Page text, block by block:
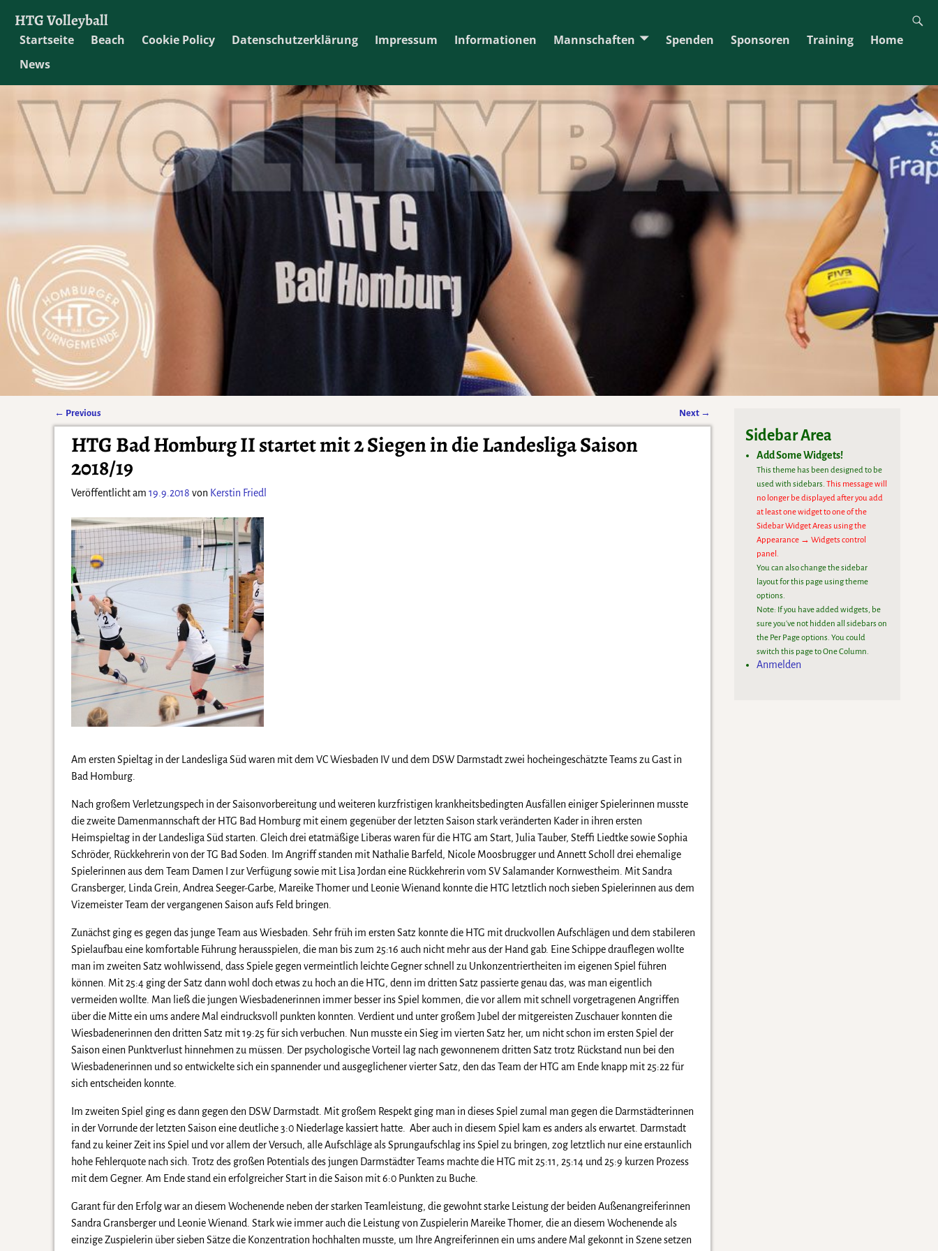
HTG Volleyball
Startseite Beach Cookie Policy Datenschutzerklärung Impressum Informationen Mannschaften Spenden Sponsoren Training
Home
News
Artikelnavigation
← Previous Next →
HTG Bad Homburg II startet mit 2 Siegen in die Landesliga Saison
2018/19
Veröffentlicht am 19.9.2018 von Kerstin Friedl
Am ersten Spieltag in der Landesliga Süd waren mit dem VC Wiesbaden IV und dem DSW Darmstadt zwei hocheingeschätzte Teams zu Gast in
Bad Homburg.
Nach großem Verletzungspech in der Saisonvorbereitung und weiteren kurzfristigen krankheitsbedingten Ausfällen einiger Spielerinnen musste
die zweite Damenmannschaft der HTG Bad Homburg mit einem gegenüber der letzten Saison stark veränderten Kader in ihren ersten
Heimspieltag in der Landesliga Süd starten. Gleich drei etatmäßige Liberas waren für die HTG am Start, Julia Tauber, Steffi Liedtke sowie Sophia
Schröder, Rückkehrerin von der TG Bad Soden. Im Angriff standen mit Nathalie Barfeld, Nicole Moosbrugger und Annett Scholl drei ehemalige
Spielerinnen aus dem Team Damen I zur Verfügung sowie mit Lisa Jordan eine Rückkehrerin vom SV Salamander Kornwestheim. Mit Sandra
Gransberger, Linda Grein, Andrea Seeger-Garbe, Mareike Thomer und Leonie Wienand konnte die HTG letztlich noch sieben Spielerinnen aus dem
Vizemeister Team der vergangenen Saison aufs Feld bringen.
Zunächst ging es gegen das junge Team aus Wiesbaden. Sehr früh im ersten Satz konnte die HTG mit druckvollen Aufschlägen und dem stabileren
Spielaufbau eine komfortable Führung herausspielen, die man bis zum 25:16 auch nicht mehr aus der Hand gab. Eine Schippe drauflegen wollte
man im zweiten Satz wohlwissend, dass Spiele gegen vermeintlich leichte Gegner schnell zu Unkonzentriertheiten im eigenen Spiel führen
können. Mit 25:4 ging der Satz dann wohl doch etwas zu hoch an die HTG, denn im dritten Satz passierte genau das, was man eigentlich
vermeiden wollte. Man ließ die jungen Wiesbadenerinnen immer besser ins Spiel kommen, die vor allem mit schnell vorgetragenen Angriffen
über die Mitte ein ums andere Mal eindrucksvoll punkten konnten. Verdient und unter großem Jubel der mitgereisten Zuschauer konnten die
Wiesbadenerinnen den dritten Satz mit 19:25 für sich verbuchen. Nun musste ein Sieg im vierten Satz her, um nicht schon im ersten Spiel der
Saison einen Punktverlust hinnehmen zu müssen. Der psychologische Vorteil lag nach gewonnenem dritten Satz trotz Rückstand nun bei den
Wiesbadenerinnen und so entwickelte sich ein spannender und ausgeglichener vierter Satz, den das Team der HTG am Ende knapp mit 25:22 für
sich entscheiden konnte.
Im zweiten Spiel ging es dann gegen den DSW Darmstadt. Mit großem Respekt ging man in dieses Spiel zumal man gegen die Darmstädterinnen
in der Vorrunde der letzten Saison eine deutliche 3:0 Niederlage kassiert hatte. Aber auch in diesem Spiel kam es anders als erwartet. Darmstadt
fand zu keiner Zeit ins Spiel und vor allem der Versuch, alle Aufschläge als Sprungaufschlag ins Spiel zu bringen, zog letztlich nur eine erstaunlich
hohe Fehlerquote nach sich. Trotz des großen Potentials des jungen Darmstädter Teams machte die HTG mit 25:11, 25:14 und 25:9 kurzen Prozess
mit dem Gegner. Am Ende stand ein erfolgreicher Start in die Saison mit 6:0 Punkten zu Buche.
Garant für den Erfolg war an diesem Wochenende neben der starken Teamleistung, die gewohnt starke Leistung der beiden Außenangreiferinnen
Sandra Gransberger und Leonie Wienand. Stark wie immer auch die Leistung von Zuspielerin Mareike Thomer, die an diesem Wochenende als
einzige Zuspielerin über sieben Sätze die Konzentration hochhalten musste, um Ihre Angreiferinnen ein ums andere Mal gekonnt in Szene setzen
Sidebar Area
Add Some Widgets!
This theme has been designed to be
used with sidebars.This message will
no longer be displayed after you add
at least one widget to one of the
Sidebar Widget Areas using the
Appearance → Widgets control
panel.
You can also change the sidebar
layout for this page using theme
options.
Note: If you have added widgets, be
sure you've not hidden all sidebars on
the Per Page options. You could
switch this page to One Column.
Anmelden